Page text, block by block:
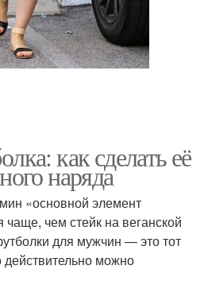
как сделать её
наряда
«основной элемент
чаще, чем стейк на веганской
для мужчин — это тот
действительно можно